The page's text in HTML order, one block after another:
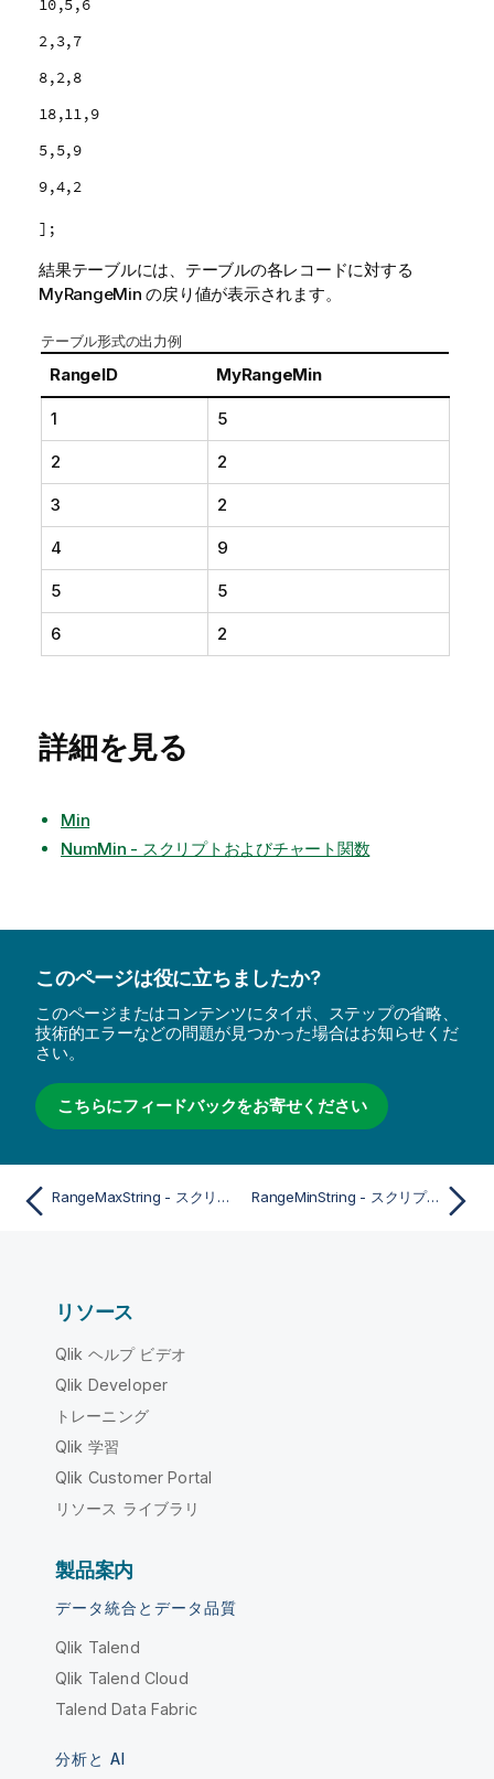
10,5,6
2,3,7
8,2,8
18,11,9
5,5,9
9,4,2
];
結果テーブルには、テーブルの各レコードに対する
MyRangeMin の戻り値が表示されます。
テーブル形式の出力例
RangeID MyRangeMin
1 5
2 2
3 2
4 9
5 5
6 2
詳細を見る
Min
NumMin - スクリプトおよびチャート関数
このページは役に立ちましたか?
このページまたはコンテンツにタイポ、ステップの省略、
技術的エラーなどの問題が見つかった場合はお知らせくだ
さい。
こちらにフィードバックをお寄せください
RangeMaxString - スクリプトおよびチャート関数 RangeMinString - スクリプトおよびチャート関数
リソース
Qlik ヘルプ ビデオ
Qlik Developer
トレーニング
Qlik 学習
Qlik Customer Portal
リソース ライブラリ
製品案内
データ統合とデータ品質
Qlik Talend
Qlik Talend Cloud
Talend Data Fabric
分析と AI